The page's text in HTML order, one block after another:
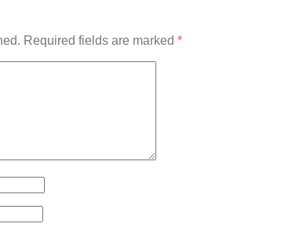
Required fields are marked *